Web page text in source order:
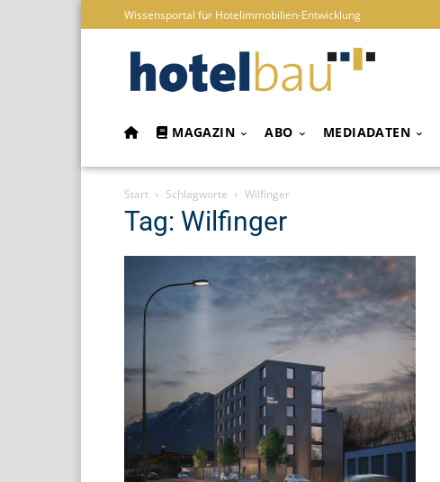
Wissensportal für Hotelimmobilien-Entwicklung
MAGAZIN ABO MEDIADATEN
Start Schlagworte Wilfinger
Tag: Wilfinger